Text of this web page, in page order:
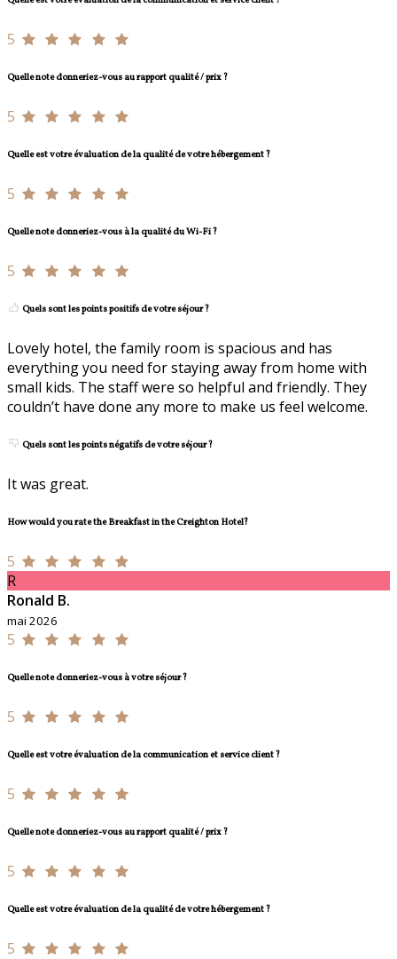
5
Quelle note donneriez-vous au rapport qualité / prix ?
5
Quelle est votre évaluation de la qualité de votre hébergement ?
5
Quelle note donneriez-vous à la qualité du Wi-Fi ?
5
Quels sont les points positifs de votre séjour ?
Lovely hotel, the family room is spacious and has
everything you need for staying away from home with
small kids. The staff were so helpful and friendly. They
couldn’t have done any more to make us feel welcome.
Quels sont les points négatifs de votre séjour ?
It was great.
How would you rate the Breakfast in the Creighton Hotel?
5
R
Ronald B.
mai 2026
5
Quelle note donneriez-vous à votre séjour ?
5
Quelle est votre évaluation de la communication et service client ?
5
Quelle note donneriez-vous au rapport qualité / prix ?
5
Quelle est votre évaluation de la qualité de votre hébergement ?
5